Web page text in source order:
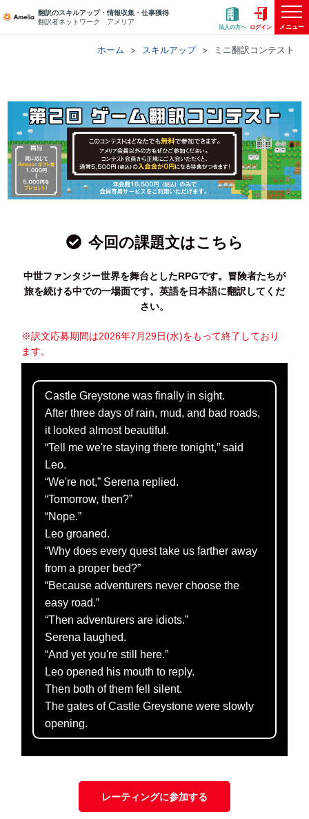
翻訳のスキルアップ・情報収集・仕事獲得
翻訳者ネットワーク アメリア
法人の方へ ログイン メニュー
ホーム スキルアップ ミニ翻訳コンテスト
今回の課題文はこちら
中世ファンタジー世界を舞台としたRPGです。冒険者たちが
旅を続ける中での一場面です。英語を日本語に翻訳してくだ
さい。
※訳文応募期間は2026年7月29日(水)をもって終了しており
ます。
Castle Greystone was finally in sight.
After three days of rain, mud, and bad roads,
it looked almost beautiful.
“Tell me we're staying there tonight,” said
Leo.
“We're not,” Serena replied.
“Tomorrow, then?”
“Nope.”
Leo groaned.
“Why does every quest take us farther away
from a proper bed?”
“Because adventurers never choose the
easy road.”
“Then adventurers are idiots.”
Serena laughed.
“And yet you're still here.”
Leo opened his mouth to reply.
Then both of them fell silent.
The gates of Castle Greystone were slowly
opening.
レーティングに参加する